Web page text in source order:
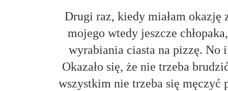
Drugi raz, kiedy miałam
mojego wtedy jeszcze
wyrabiania ciasta na pizzę. No
Okazało się, że nie trzeba
wszystkim nie trzeba się męczyć